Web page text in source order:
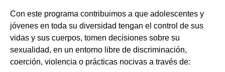
Con este programa contribuimos a que adolescentes y
jóvenes en toda su diversidad tengan el control de sus
vidas y sus cuerpos, tomen decisiones sobre su
sexualidad, en un entorno libre de discriminación,
coerción, violencia o prácticas nocivas a través de: